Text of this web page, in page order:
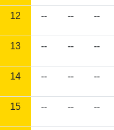
12 -- -- --
13 -- -- --
14 -- -- --
15 -- -- --